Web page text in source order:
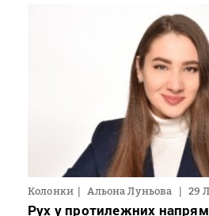
Колонки Альона Луньова 29
Рух у протилежних